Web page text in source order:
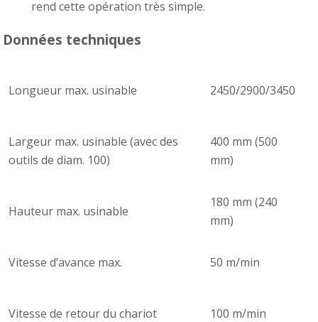
rend cette opération très simple.
Données techniques
Longueur max. usinable 2450/2900/3450
Largeur max. usinable (avec des
outils de diam. 100)
400 mm (500
mm)
Hauteur max. usinable
180 mm (240
mm)
Vitesse d’avance max. 50 m/min
Vitesse de retour du chariot 100 m/min